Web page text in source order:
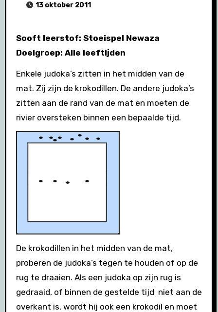
13 oktober 2011
Sooft leerstof: Stoeispel Newaza
Doelgroep: Alle leeftijden
Enkele judoka’s zitten in het midden van de
mat. Zij zijn de krokodillen. De andere judoka’s
zitten aan de rand van de mat en moeten de
rivier oversteken binnen een bepaalde tijd.
De krokodillen in het midden van de mat,
proberen de judoka’s tegen te houden of op de
rug te draaien. Als een judoka op zijn rug is
gedraaid, of binnen de gestelde tijd niet aan de
overkant is, wordt hij ook een krokodil en moet